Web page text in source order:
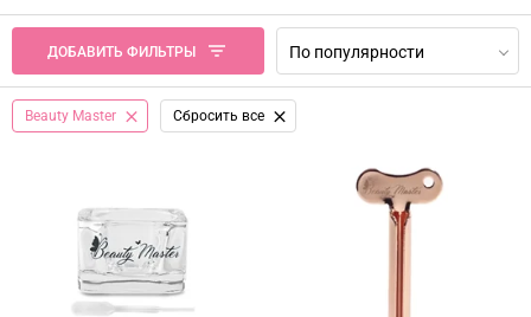
ДОБАВИТЬ ФИЛЬТРЫ По популярности
Beauty Master Сбросить все